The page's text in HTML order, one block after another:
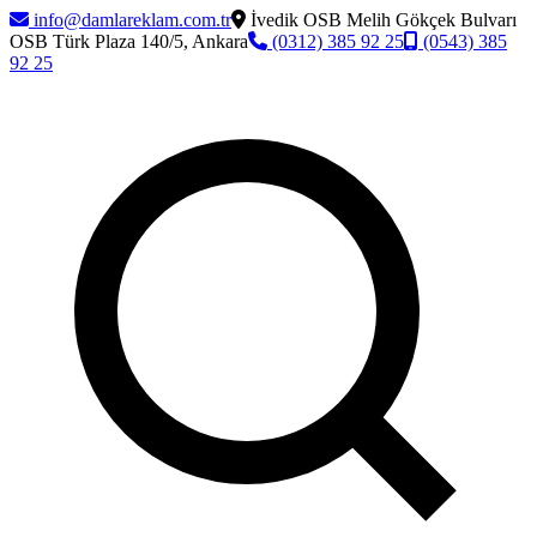
info@damlareklam.com.tr
İvedik OSB Melih Gökçek Bulvarı
OSB Türk Plaza 140/5, Ankara
(0312) 385 92 25
(0543) 385
92 25